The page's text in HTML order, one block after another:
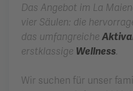
Das Angebot im La
vier Säulen: die
das umfangreiche
erstklassige Wellness.
Wir suchen für unser